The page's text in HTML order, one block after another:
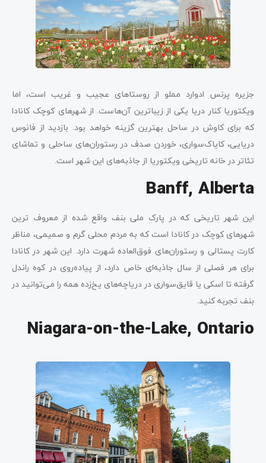
جزیره پرنس ادوارد مملو از روستاهای عجیب و غریب است، اما
ویکتوریا کنار دریا یکی از زیباترین آن‌هاست. از شهرهای کوچک کانادا
که برای کاوش در ساحل بهترین گزینه خواهد بود. بازدید از فانوس
دریایی، کایاک‌سواری، خوردن صدف در رستوران‌های ساحلی و تماشای
تئاتر در خانه تاریخی ویکتوریا از جاذبه‌های این شهر است.
Banff, Alberta
این شهر تاریخی که در پارک ملی بنف واقع شده از معروف ترین
شهرهای کوچک در کانادا است که به مردم محلی گرم و صمیمی، مناظر
کارت پستالی و رستوران‌های فوق‌العاده شهرت دارد. این شهر در کانادا
برای هر فصلی از سال جاذبه‌ای خاص دارد، از پیاده‌روی در کوه راندل
گرفته تا اسکی یا قایق‌سواری در دریاچه‌های یخ‌زده همه را می‌توانید در
بنف تجربه کنید.
Niagara-on-the-Lake, Ontario